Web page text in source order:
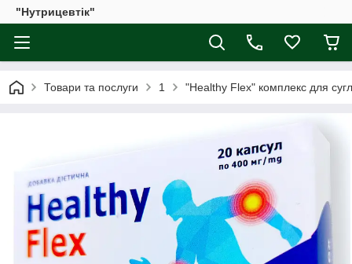
"Нутрицевтік"
Товари та послуги 1 "Healthy Flex" комплекс для